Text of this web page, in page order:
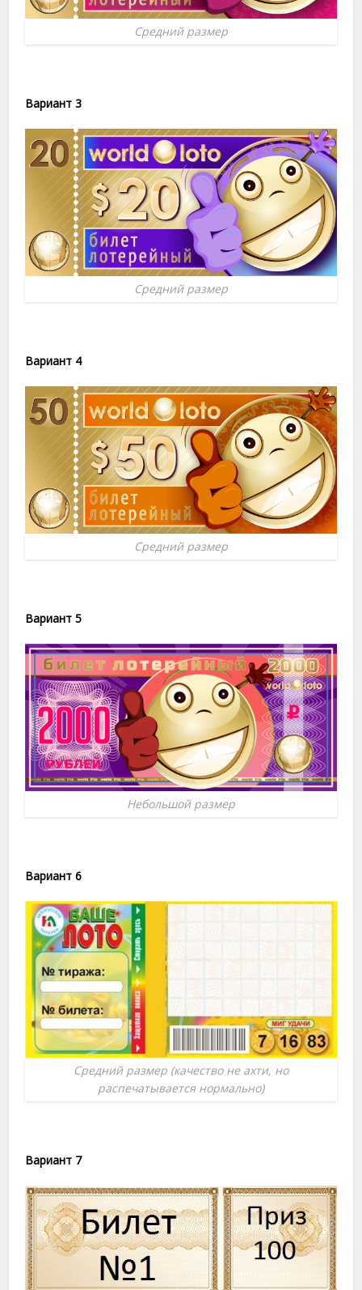
Средний размер
Вариант 3
Средний размер
Вариант 4
Средний размер
Вариант 5
Небольшой размер
Вариант 6
Средний размер (качество не ахти, но
распечатывается нормально)
Вариант 7